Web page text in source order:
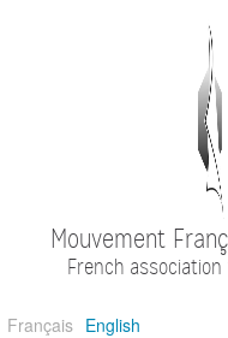
Mouvement
French
Français English